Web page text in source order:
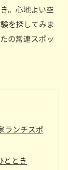
。心地よい空
を探してみま
の常連スポッ
ランチスポ
ととき